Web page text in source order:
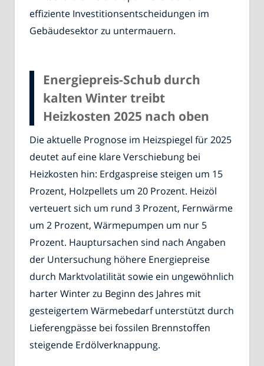
effiziente Investitionsentscheidungen im
Gebäudesektor zu untermauern.
Energiepreis-Schub durch
kalten Winter treibt
Heizkosten 2025 nach oben
Die aktuelle Prognose im Heizspiegel für 2025
deutet auf eine klare Verschiebung bei
Heizkosten hin: Erdgaspreise steigen um 15
Prozent, Holzpellets um 20 Prozent. Heizöl
verteuert sich um rund 3 Prozent, Fernwärme
um 2 Prozent, Wärmepumpen um nur 5
Prozent. Hauptursachen sind nach Angaben
der Untersuchung höhere Energiepreise
durch Marktvolatilität sowie ein ungewöhnlich
harter Winter zu Beginn des Jahres mit
gesteigertem Wärmebedarf unterstützt durch
Lieferengpässe bei fossilen Brennstoffen
steigende Erdölverknappung.